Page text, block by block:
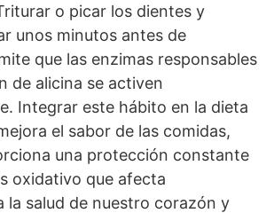
o picar los dientes y
unos minutos antes de
que las enzimas responsables
de alicina se activen
Integrar este hábito en la dieta
el sabor de las comidas,
una protección constante
oxidativo que afecta
la salud de nuestro corazón y